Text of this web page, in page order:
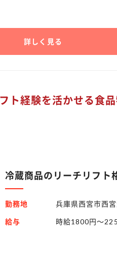
詳しく見る
経験を活かせる食
冷蔵商品のリーチリフト
勤務地 兵庫県西宮市西
給与 時給1800円～